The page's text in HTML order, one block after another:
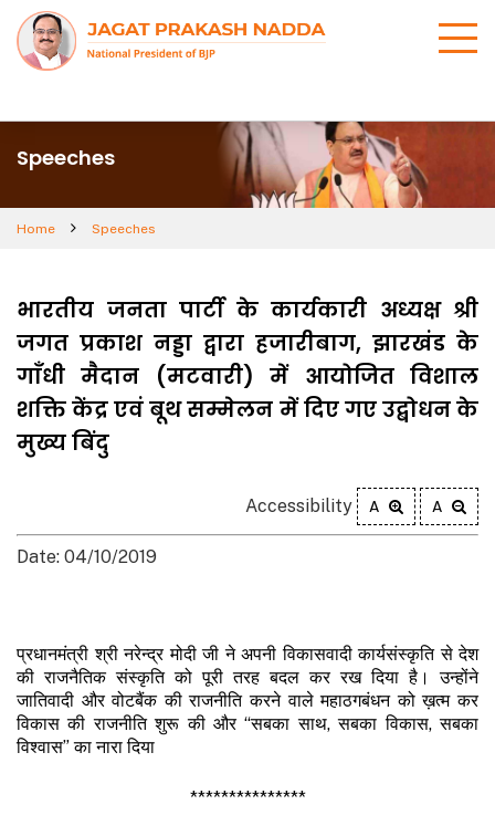
Speeches
Home Speeches
भारतीय जनता पार्टी के कार्यकारी अध्यक्ष श्री
जगत प्रकाश नड्डा द्वारा हजारीबाग, झारखंड के
गाँधी मैदान (मटवारी) में आयोजित विशाल
शक्ति केंद्र एवं बूथ सम्मेलन में दिए गए उद्बोधन के
मुख्य बिंदु
Accessibility A A
Date: 04/10/2019
प्रधानमंत्री श्री नरेन्द्र मोदी जी ने अपनी विकासवादी कार्यसंस्कृति से देश
की राजनैतिक संस्कृति को पूरी तरह बदल कर रख दिया है। उन्होंने
जातिवादी और वोटबैंक की राजनीति करने वाले महाठगबंधन को ख़त्म कर
विकास की राजनीति शुरू की और “सबका साथ, सबका विकास, सबका
विश्वास” का नारा दिया
***************